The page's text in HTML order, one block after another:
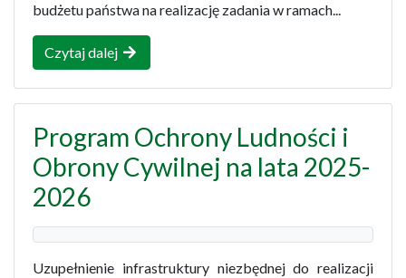
budżetu państwa na realizację zadania w ramach...
Czytaj dalej
Program Ochrony Ludności i
Obrony Cywilnej na lata 2025-
2026
Uzupełnienie infrastruktury niezbędnej do realizacji